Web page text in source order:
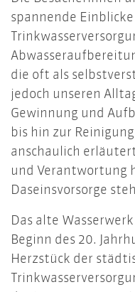
spannende
die oft als
jedoch unseren
Gewinnung und
bis hin zur
anschaulich
und Verantwortung
Daseinsvorsorge
Das alte
Beginn des 20.
Herzstück der